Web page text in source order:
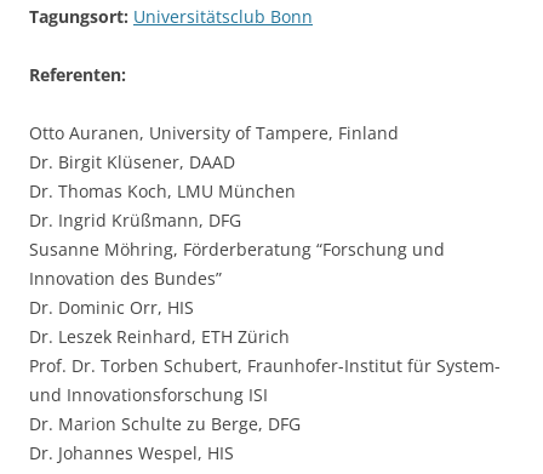
Tagungsort: Universitätsclub Bonn
Referenten:
Otto Auranen, University of Tampere, Finland
Dr. Birgit Klüsener, DAAD
Dr. Thomas Koch, LMU München
Dr. Ingrid Krüßmann, DFG
Susanne Möhring, Förderberatung “Forschung und
Innovation des Bundes”
Dr. Dominic Orr, HIS
Dr. Leszek Reinhard, ETH Zürich
Prof. Dr. Torben Schubert, Fraunhofer-Institut für System-
und Innovationsforschung ISI
Dr. Marion Schulte zu Berge, DFG
Dr. Johannes Wespel, HIS